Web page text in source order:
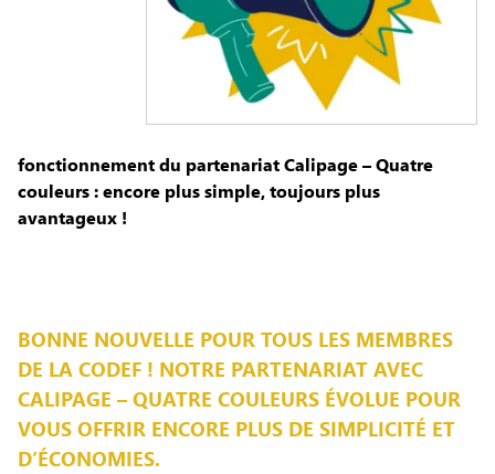
fonctionnement du partenariat Calipage – Quatre
couleurs : encore plus simple, toujours plus
avantageux !
BONNE NOUVELLE POUR TOUS LES MEMBRES
DE LA CODEF ! NOTRE PARTENARIAT AVEC
CALIPAGE – QUATRE COULEURS ÉVOLUE POUR
VOUS OFFRIR ENCORE PLUS DE SIMPLICITÉ ET
D’ÉCONOMIES.